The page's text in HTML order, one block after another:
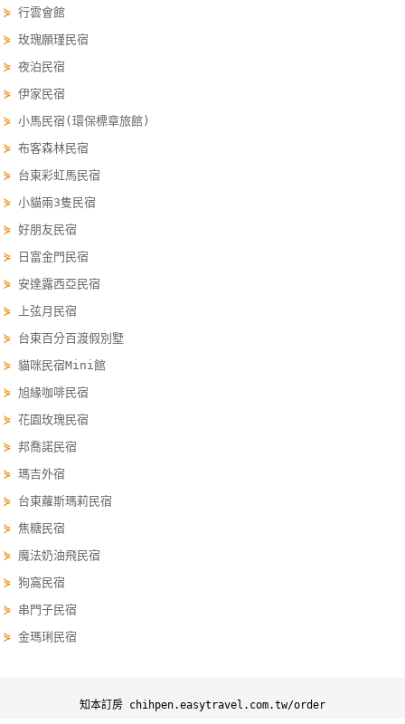
會
員
戶
客
聯
絡
單
Line
線
上
服
紅
查
詢
訂
房
Q&A
⋟行雲會館
⋟玫瑰願瑾民宿
⋟夜泊民宿
⋟伊家民宿
⋟小馬民宿(環保標章旅館)
⋟布客森林民宿
⋟ 台東彩虹馬民宿
⋟小貓兩3隻民宿
⋟好朋友民宿
⋟
日富金門民宿
⋟ 安達露西亞民宿
⋟
上弦月民宿
⋟ 台東百分百渡假別墅
⋟貓咪民宿Mini館
⋟旭緣咖啡民宿
⋟花園玫瑰民宿
⋟邦喬諾民宿
⋟瑪吉外宿
⋟ 台東蘿斯瑪莉民宿
⋟焦糖民宿
⋟ 魔法奶油飛民宿
⋟狗窩民宿
⋟ 串門子民宿
⋟金瑪琍民宿
知本訂房 chihpen.easytravel.com.tw/order